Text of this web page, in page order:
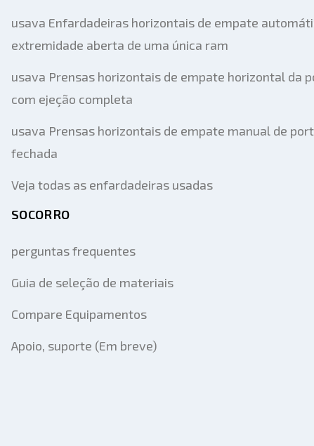
usava Enfardadeiras horizontais de empate
extremidade aberta de uma única ram
usava Prensas horizontais de empate horizontal da
com ejeção completa
usava Prensas horizontais de empate manual de
fechada
Veja todas as enfardadeiras usadas
SOCORRO
perguntas frequentes
Guia de seleção de materiais
Compare Equipamentos
Apoio, suporte (Em breve)